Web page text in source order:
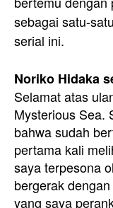
sebagai satu-
serial ini.
Noriko Hidaka
Selamat atas
Mysterious Sea.
bahwa sudah
pertama kali
saya terpesona
bergerak
yang saya